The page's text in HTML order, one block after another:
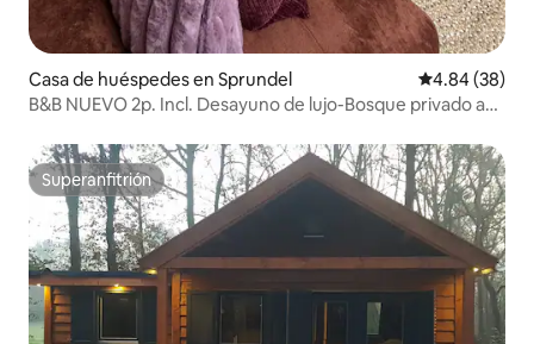
Casa de huéspedes en Sprundel Calificación
4.84 (38)
B&B NUEVO 2p. Incl. Desayuno de lujo-Bosque privado a
Superanfitrión
Superanfitrión